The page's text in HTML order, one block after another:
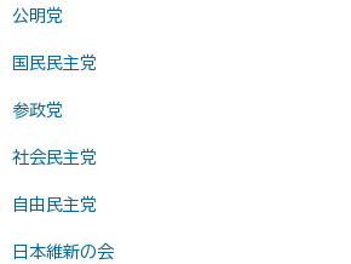
公明党
国民民主党
参政党
社会民主党
自由民主党
日本維新の会